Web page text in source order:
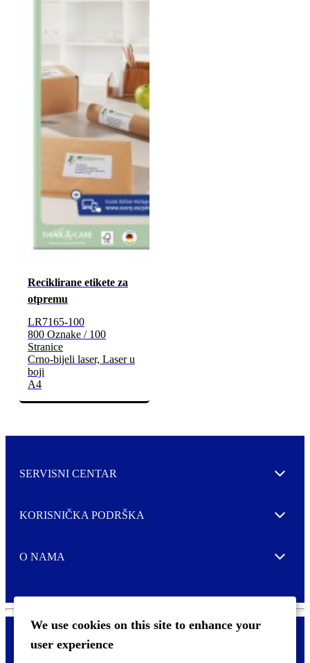
We use cookies on this site to enhance your
user experience
Reciklirane etikete za
otpremu
LR7165-100
800 Oznake / 100
Stranice
Crno-bijeli laser, Laser u
boji
A4
SERVISNI CENTAR Expand
KORISNIČKA PODRŠKA Expand
O NAMA Expand